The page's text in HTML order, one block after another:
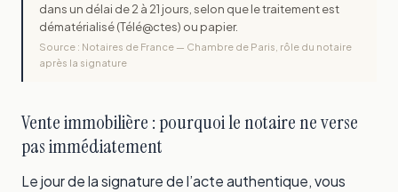
dans un délai de 2 à 21 jours, selon que le traitement est
dématérialisé (Télé@ctes) ou papier.
Source : Notaires de France — Chambre de Paris, rôle du notaire
après la signature
Vente immobilière : pourquoi le notaire ne verse
pas immédiatement
Le jour de la signature de l’acte authentique, vous